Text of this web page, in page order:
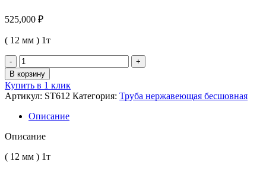
525,000 ₽
( 12 мм ) 1т
Количество
товара
Труба
бесшовная
нерж.
219
12Х18Н10Т
В корзину
Купить в 1 клик
Артикул: ST612 Категория: Труба нержавеющая бесшовная
Описание
Описание
( 12 мм ) 1т